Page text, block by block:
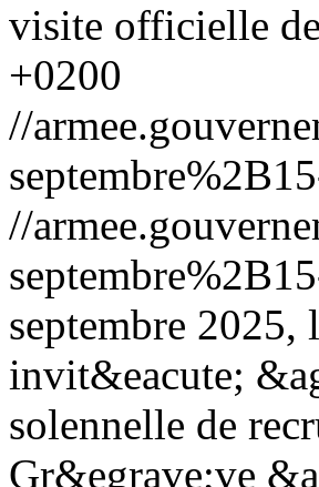
visite officielle
+0200
//
//
septembre
invit&eacute;
solennelle de
Gr&egrave;ve